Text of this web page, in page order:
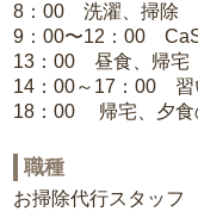
8：00 洗濯、掃除
9：00〜12：00
13：00 昼食、帰宅
14：00～17：00 習
18：00 帰宅、夕食
職種
お掃除代行スタッフ